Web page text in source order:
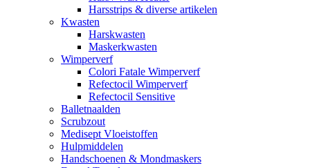
Harsstrips & diverse artikelen
Kwasten
Harskwasten
Maskerkwasten
Wimperverf
Colori Fatale Wimperverf
Refectocil Wimperverf
Refectocil Sensitive
Balletnaalden
Scrubzout
Medisept Vloeistoffen
Hulpmiddelen
Handschoenen & Mondmaskers